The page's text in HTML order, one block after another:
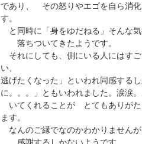
であり、 その怒りやエゴを自ら消
す。
と同時に「身をゆだねる」そんな気
落ちついてきたようです。
それにしても、側にいる人にはす
い、
逃げたくなった」といわれ同感する
に。。。」ともいわれました。涙涙。
いてくれることが とてもありが
ます。
なんのご縁でなのかわかりませんが